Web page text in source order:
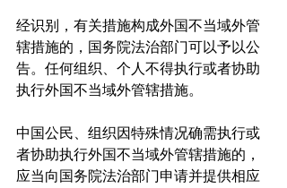
经识别，有关措施构成外国不当域外管
辖措施的，国务院法治部门可以予以公
告。任何组织、个人不得执行或者协助
执行外国不当域外管辖措施。
中国公民、组织因特殊情况确需执行或
者协助执行外国不当域外管辖措施的，
应当向国务院法治部门申请并提供相应